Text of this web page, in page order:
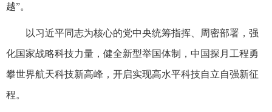
越”。
以习近平同志为核心的党中央统筹指挥、周密部署，强
化国家战略科技力量，健全新型举国体制，中国探月工程勇
攀世界航天科技新高峰，开启实现高水平科技自立自强新征
程。